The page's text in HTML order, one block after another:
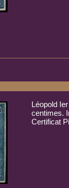
Léopold
centimes.
Certificat